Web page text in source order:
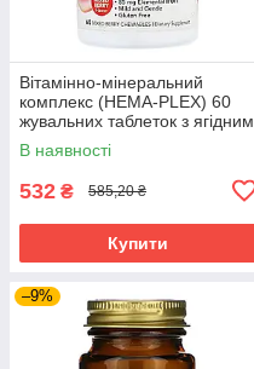
Вітамінно-мінеральний
комплекс (HEMA-PLEX) 60
жувальних таблеток з ягідним
смаком NAP-03768
В наявності
532 ₴ 585,20 ₴
Купити
–9%